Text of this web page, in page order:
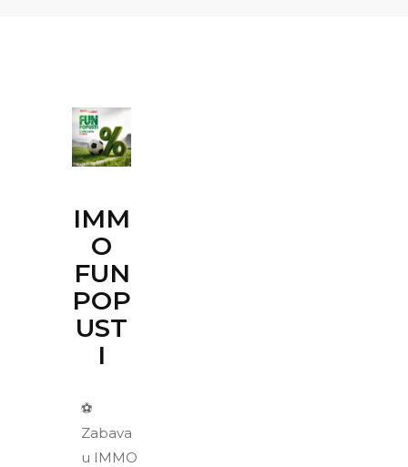
IMM
O
FUN
POP
UST
I
⚽
Zabava
u IMMO